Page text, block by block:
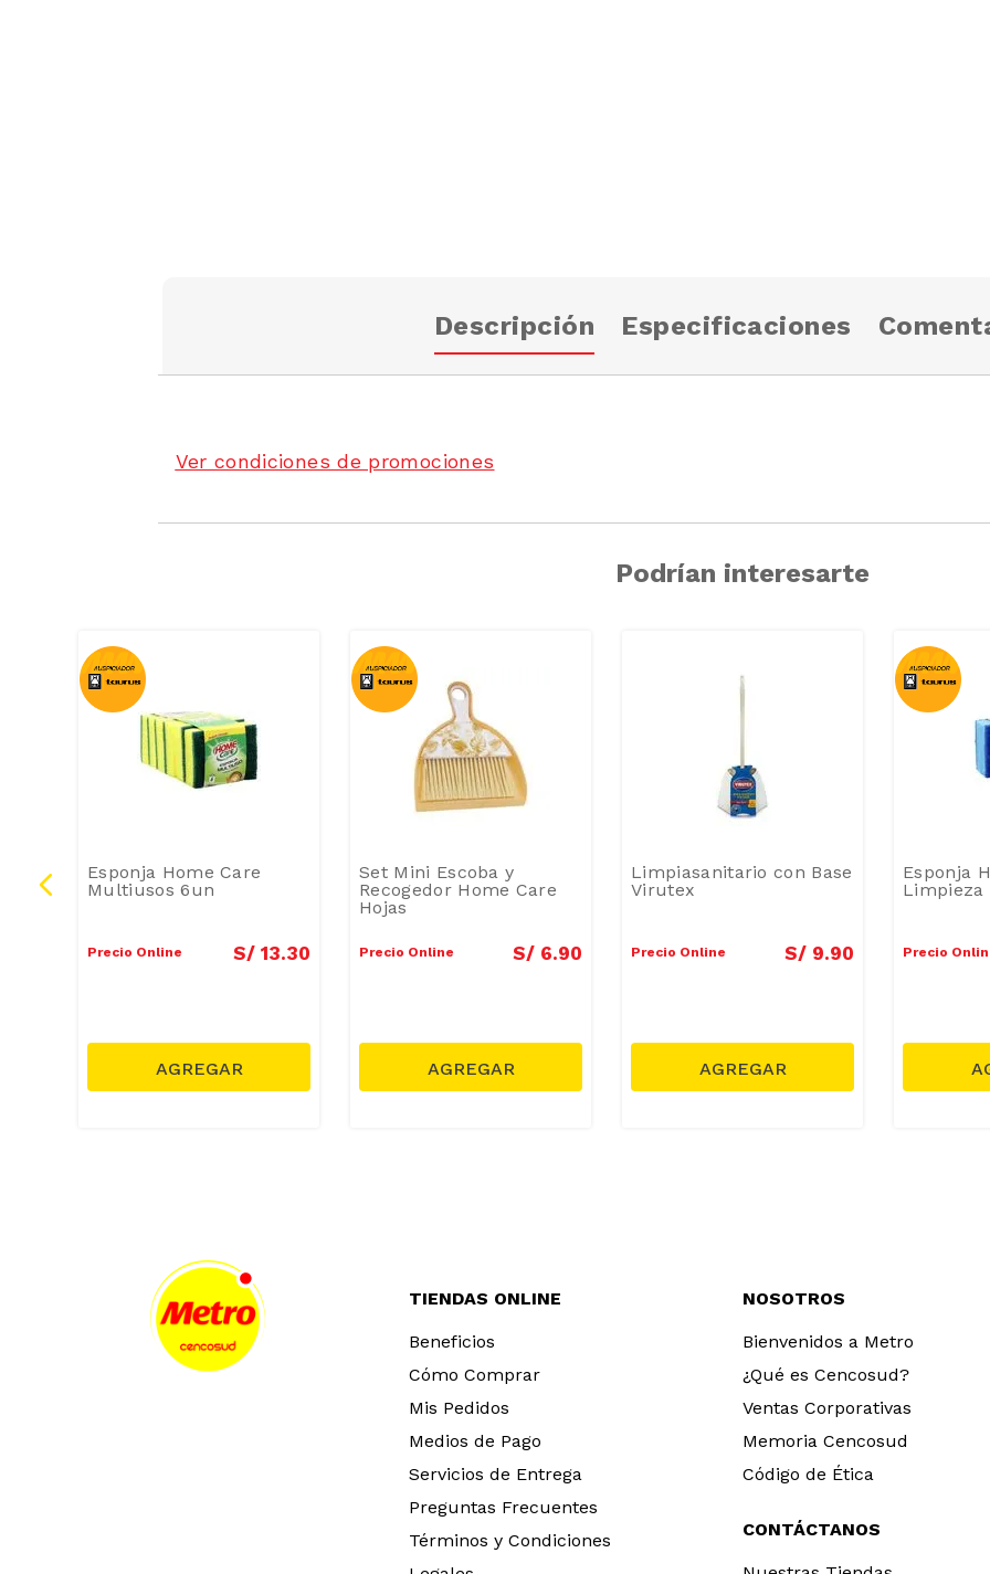
Descripción Especificaciones
Ver condiciones de promociones
Podrían interesarte
Esponja Home Care
Multiusos 6un
Precio Online S/ 13.30
Set Mini Escoba y
Recogedor Home Care
Hojas
Precio Online S/ 6.90
Limpiasanitario con Base
Virutex
Precio Online S/ 9.90
Esponja
Limpieza
Precio
TIENDAS ONLINE
Beneficios
Cómo Comprar
Mis Pedidos
Medios de Pago
Servicios de Entrega
Preguntas Frecuentes
Términos y Condiciones
NOSOTROS
Bienvenidos a Metro
¿Qué es Cencosud?
Ventas Corporativas
Memoria Cencosud
Código de Ética
CONTÁCTANOS